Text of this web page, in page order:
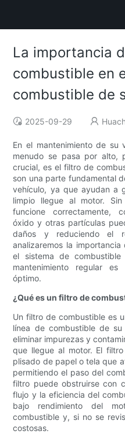
La importancia
combustible en
combustible de
2025-09-29
En el mantenimiento de su
menudo se pasa por alto,
crucial, es el filtro de
son una parte fundamental
vehículo, ya que ayudan a
limpio llegue al motor.
funcione correctamente,
óxido y otras partículas
daños y reduciendo el
analizaremos la
el sistema de
mantenimiento regular
óptimo.
¿Qué es un filtro de
Un filtro de combustible es
línea de combustible de
eliminar impurezas y
que llegue al motor. El
plisado de papel o tela que
permitiendo el paso del
filtro puede obstruirse con
flujo y la eficiencia del
bajo rendimiento del
combustible y, si no se
costosas.